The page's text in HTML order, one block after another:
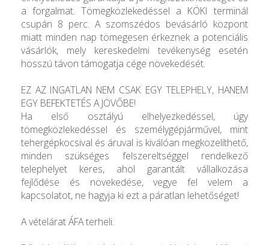
a forgalmat. Tömegközlekedéssel a KÖKI terminál
csupán 8 perc. A szomszédos bevásárló központ
miatt minden nap tömegesen érkeznek a potenciális
vásárlók, mely kereskedelmi tevékenység esetén
hosszú távon támogatja cége növekedését.
EZ AZ INGATLAN NEM CSAK EGY TELEPHELY, HANEM
EGY BEFEKTETÉS A JÖVŐBE!
Ha első osztályú elhelyezkedéssel, úgy
tömegközlekedéssel és személygépjárművel, mint
tehergépkocsival és áruval is kiválóan megközelíthető,
minden szükséges felszereltséggel rendelkező
telephelyet keres, ahol garantált vállalkozása
fejlődése és növekedése, vegye fel velem a
kapcsolatot, ne hagyja ki ezt a páratlan lehetőséget!
A vételárat ÁFA terheli.